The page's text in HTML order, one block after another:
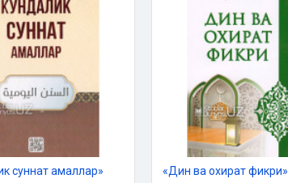
суннат амаллар» «Дин ва охират фикри»